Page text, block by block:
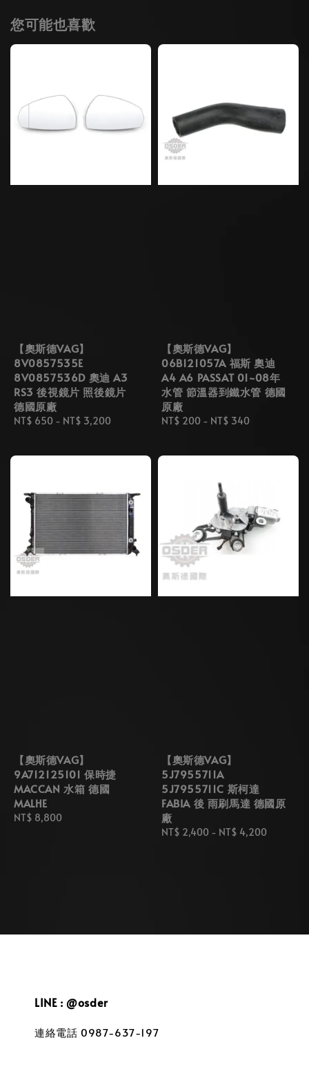
您可能也喜歡
【奧斯德VAG】
8V0857535E
8V0857536D 奧迪 A3
RS3 後視鏡片 照後鏡片
德國原廠
Regular
NT$ 650 - NT$ 3,200
【奧斯德VAG】
06B121057A 福斯 奧迪
A4 A6 PASSAT 01~08年
水管 節溫器到鐵水管 德國
原廠
Regular
NT$ 200 - NT$ 340
【奧斯德VAG】
9A712125101 保時捷
MACCAN 水箱 德國
MALHE
Regular
NT$ 8,800
【奧斯德VAG】
5J7955711A
5J7955711C 斯柯達
FABIA 後 雨刷馬達 德國原
廠
Regular
NT$ 2,400 - NT$ 4,200
LINE : @osder
連絡電話 0987-637-197